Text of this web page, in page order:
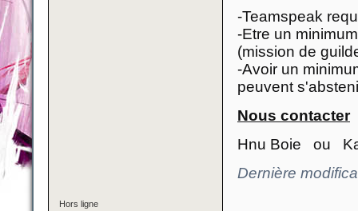
-Teamspeak
-Etre un
(mission de
-Avoir un
peuvent
Nous contacter
Hnu Boie ou
Dernière
Hors ligne